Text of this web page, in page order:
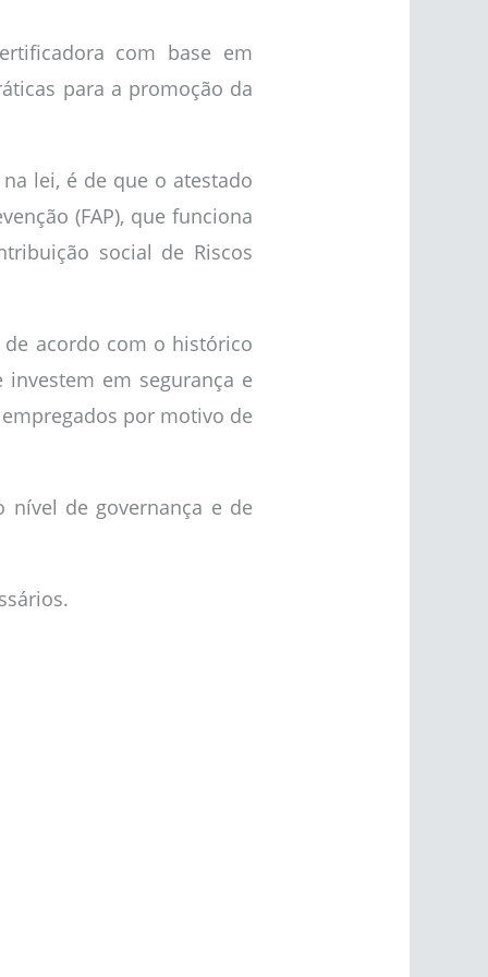
com base em
para a promoção da
lei, é de que o atestado
(FAP), que funciona
social de Riscos
acordo com o histórico
em segurança e
por motivo de
nível de governança e de